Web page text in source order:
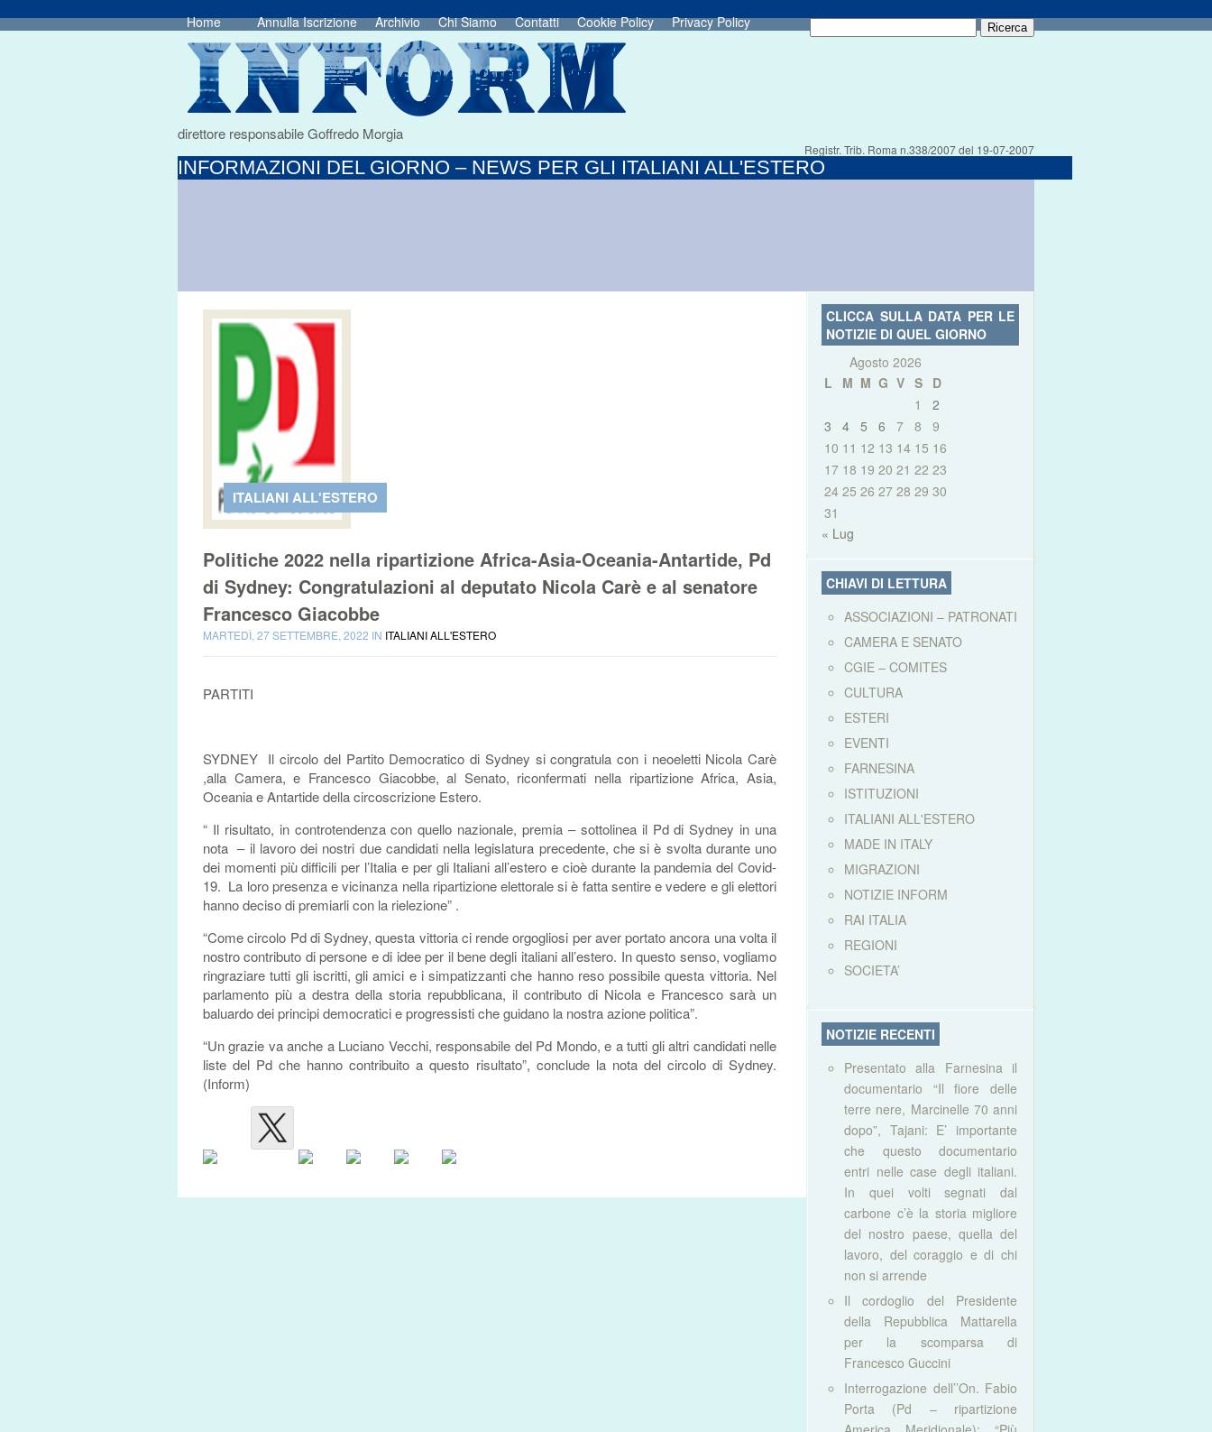
Home Annulla Iscrizione Archivio Chi Siamo Contatti Cookie Policy Privacy Policy
direttore responsabile Goffredo Morgia
Registr. Trib. Roma n.338/2007 del 19-07-2007
INFORMAZIONI DEL GIORNO – NEWS PER GLI ITALIANI ALL'ESTERO
ITALIANI ALL'ESTERO
Politiche 2022 nella ripartizione Africa-Asia-Oceania-Antartide, Pd
di Sydney: Congratulazioni al deputato Nicola Carè e al senatore
Francesco Giacobbe
MARTEDÌ, 27 SETTEMBRE, 2022 IN ITALIANI ALL'ESTERO
PARTITI
SYDNEY Il circolo del Partito Democratico di Sydney si congratula con i neoeletti Nicola Carè
,alla Camera, e Francesco Giacobbe, al Senato, riconfermati nella ripartizione Africa, Asia,
Oceania e Antartide della circoscrizione Estero.
“ Il risultato, in controtendenza con quello nazionale, premia – sottolinea il Pd di Sydney in una
nota – il lavoro dei nostri due candidati nella legislatura precedente, che si è svolta durante uno
dei momenti più difficili per l’Italia e per gli Italiani all’estero e cioè durante la pandemia del Covid-
19. La loro presenza e vicinanza nella ripartizione elettorale si è fatta sentire e vedere e gli elettori
hanno deciso di premiarli con la rielezione” .
“Come circolo Pd di Sydney, questa vittoria ci rende orgogliosi per aver portato ancora una volta il
nostro contributo di persone e di idee per il bene degli italiani all’estero. In questo senso, vogliamo
ringraziare tutti gli iscritti, gli amici e i simpatizzanti che hanno reso possibile questa vittoria. Nel
parlamento più a destra della storia repubblicana, il contributo di Nicola e Francesco sarà un
baluardo dei principi democratici e progressisti che guidano la nostra azione politica”.
“Un grazie va anche a Luciano Vecchi, responsabile del Pd Mondo, e a tutti gli altri candidati nelle
liste del Pd che hanno contribuito a questo risultato”, conclude la nota del circolo di Sydney.
(Inform)
CLICCA SULLA DATA PER LE
NOTIZIE DI QUEL GIORNO
Agosto 2026
L
M M G V S D
1
2
3
4 5 6 7 8
9
10 11 12 13 14 15 16
17 18 19 20 21 22 23
24 25 26 27 28 29 30
31
« Lug
CHIAVI DI LETTURA
ASSOCIAZIONI – PATRONATI
CAMERA E SENATO
CGIE – COMITES
CULTURA
ESTERI
EVENTI
FARNESINA
ISTITUZIONI
ITALIANI ALL'ESTERO
MADE IN ITALY
MIGRAZIONI
NOTIZIE INFORM
RAI ITALIA
REGIONI
SOCIETA’
NOTIZIE RECENTI
Presentato alla Farnesina il
documentario “Il fiore delle
terre nere, Marcinelle 70 anni
dopo”, Tajani: E’ importante
che questo documentario
entri nelle case degli italiani.
In quei volti segnati dal
carbone c’è la storia migliore
del nostro paese, quella del
lavoro, del coraggio e di chi
non si arrende
Il cordoglio del Presidente
della Repubblica Mattarella
per la scomparsa di
Francesco Guccini
Interrogazione dell’’On. Fabio
Porta (Pd – ripartizione